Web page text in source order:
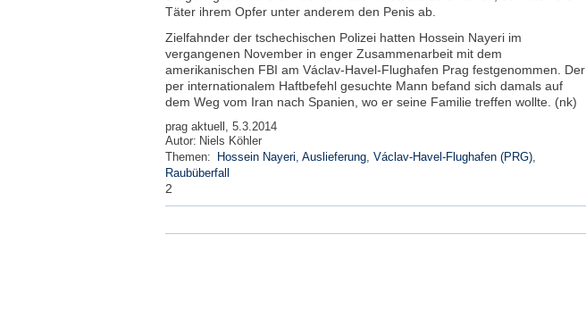
Täter ihrem Opfer unter anderem den Penis ab.
Zielfahnder der tschechischen Polizei hatten Hossein Nayeri im
vergangenen November in enger Zusammenarbeit mit dem
amerikanischen FBI am Václav-Havel-Flughafen Prag festgenommen. Der
per internationalem Haftbefehl gesuchte Mann befand sich damals auf
dem Weg vom Iran nach Spanien, wo er seine Familie treffen wollte. (nk)
prag aktuell, 5.3.2014
Autor: Niels Köhler
Themen:
Hossein Nayeri, Auslieferung, Václav-Havel-Flughafen (PRG),
Raubüberfall
2